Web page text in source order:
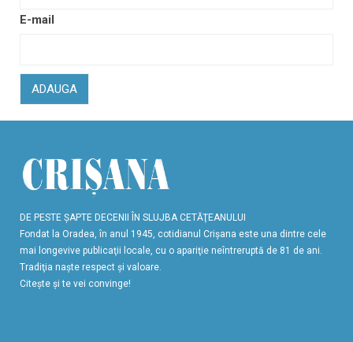
E-mail
ADAUGA
DE PESTE ŞAPTE DECENII ÎN SLUJBA CETĂŢEANULUI
Fondat la Oradea, în anul 1945, cotidianul Crişana este una dintre cele
mai longevive publicaţii locale, cu o apariţie neîntreruptă de 81 de ani.
Tradiţia naşte respect şi valoare.
Citeşte şi te vei convinge!